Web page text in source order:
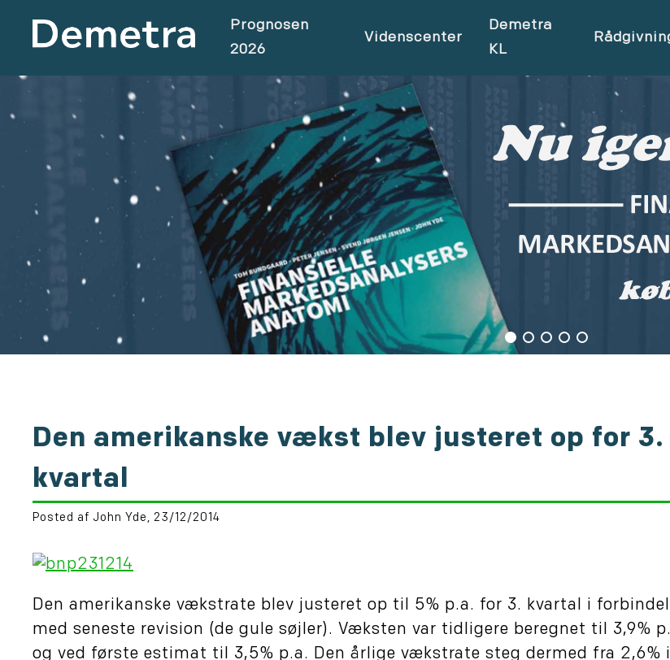
Prognosen
2026
Videnscenter
Demetra
KL
Den amerikanske vækst blev justeret op for 3.
kvartal
Posted af John Yde, 23/12/2014
Den amerikanske vækstrate blev justeret op til 5% p.a. for 3. kvartal i
med seneste revision (de gule søjler). Væksten var tidligere beregnet til 3,9%
og ved første estimat til 3,5% p.a. Den årlige vækstrate steg dermed fra 2,6%